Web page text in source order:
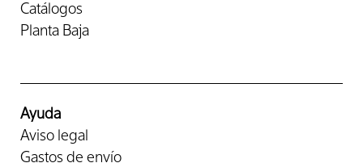
Catálogos
Planta Baja
Ayuda
Aviso legal
Gastos de envío